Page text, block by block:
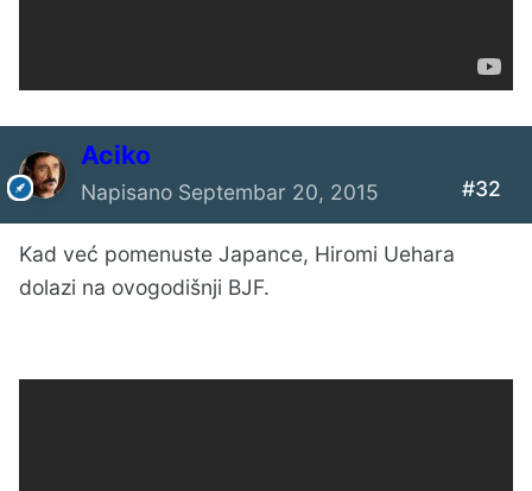
Aciko
Napisano Septembar 20, 2015 #32
Kad već pomenuste Japance, Hiromi Uehara
dolazi na ovogodišnji BJF.